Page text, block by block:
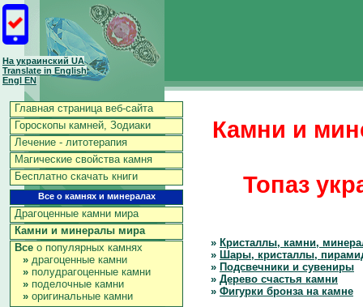
На украинский UA
Translate in English
Engl EN
Главная страница веб-сайта
Гороскопы камней, Зодиаки
Лечение - литотерапия
Магические свойства камня
Бесплатно скачать книги
Все о камнях и минералах
Драгоценные камни мира
Камни и минералы мира
Все о популярных камнях
» драгоценные камни
» полудрагоценные камни
» поделочные камни
» оригинальные камни
Камни и
Топаз
» Кристаллы, камни,
» Шары, кристаллы,
» Подсвечники и сувениры
» Дерево счастья камни
» Фигурки бронза на камне